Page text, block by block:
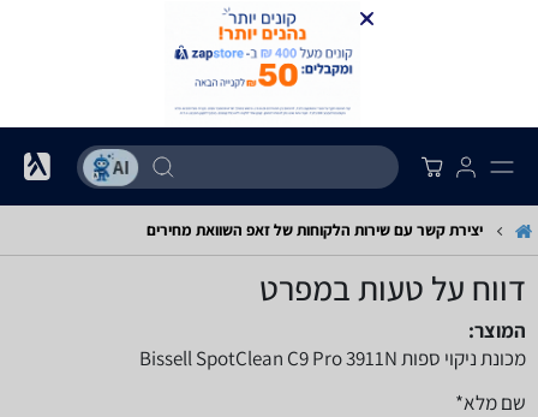
יצירת קשר עם שירות הלקוחות של זאפ השוואת מחירים
דווח על טעות במפרט
המוצר:
מכונת ניקוי ספות Bissell SpotClean C9 Pro 3911N
שם מלא*